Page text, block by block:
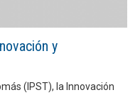
y
(IPST), la Innovación